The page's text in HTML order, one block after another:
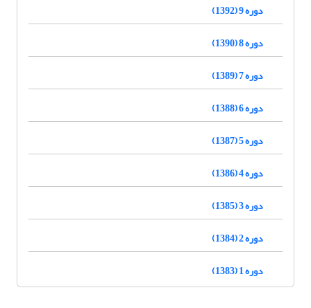
دوره 9 (1392)
دوره 8 (1390)
دوره 7 (1389)
دوره 6 (1388)
دوره 5 (1387)
دوره 4 (1386)
دوره 3 (1385)
دوره 2 (1384)
دوره 1 (1383)